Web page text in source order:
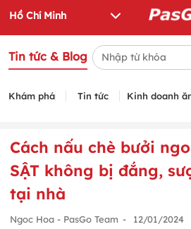
Tin tức & Blog
Khám phá Tin tức Kinh doanh
Cách nấu chè bưởi
SẬT không bị đắng,
tại nhà
Ngoc Hoa - PasGo Team - 12/01/2024